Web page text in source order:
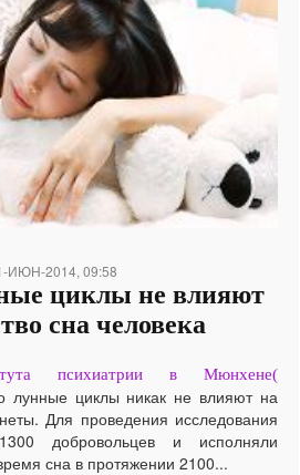
ИЮН-2014, 09:58
циклы не влияют
сна человека
психиатрии в Мюнхене(
лунные циклы никак не влияют на
Для проведения исследования
добровольцев и исполняли
сна в протяжении 2100...